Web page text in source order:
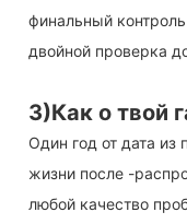
финальный
двойной проверка
3)Как о твой
Один год от дата из
жизни после -
любой качество